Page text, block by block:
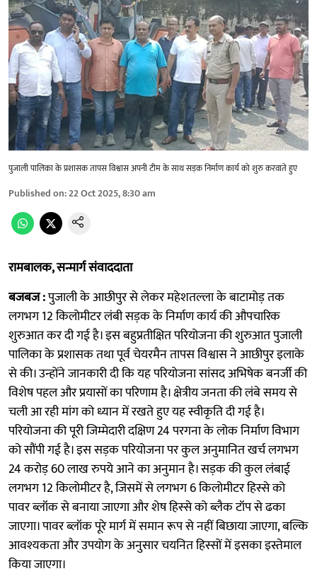
पुजाली पालिका के प्रशासक तापस विश्वास अपनी टीम के साथ सड़क निर्माण कार्य को शुरु करवाते हुए
Published on:22 Oct 2025, 8:30 am
रामबालक, सन्मार्ग संवाददाता
बजबज :पुजाली के आछीपुर से लेकर महेशतल्ला के बाटामोड़ तक
लगभग 12 किलोमीटर लंबी सड़क के निर्माण कार्य की औपचारिक
शुरुआत कर दी गई है। इस बहुप्रतीक्षित परियोजना की शुरुआत पुजाली
पालिका के प्रशासक तथा पूर्व चेयरमैन तापस विश्वास ने आछीपुर इलाके
से की। उन्होंने जानकारी दी कि यह परियोजना सांसद अभिषेक बनर्जी की
विशेष पहल और प्रयासों का परिणाम है। क्षेत्रीय जनता की लंबे समय से
चली आ रही मांग को ध्यान में रखते हुए यह स्वीकृति दी गई है।
परियोजना की पूरी जिम्मेदारी दक्षिण 24 परगना के लोक निर्माण विभाग
को सौंपी गई है। इस सड़क परियोजना पर कुल अनुमानित खर्च लगभग
24 करोड़ 60 लाख रुपये आने का अनुमान है। सड़क की कुल लंबाई
लगभग 12 किलोमीटर है, जिसमें से लगभग 6 किलोमीटर हिस्से को
पावर ब्लॉक से बनाया जाएगा और शेष हिस्से को ब्लैक टॉप से ढका
जाएगा। पावर ब्लॉक पूरे मार्ग में समान रूप से नहीं बिछाया जाएगा, बल्कि
आवश्यकता और उपयोग के अनुसार चयनित हिस्सों में इसका इस्तेमाल
किया जाएगा।